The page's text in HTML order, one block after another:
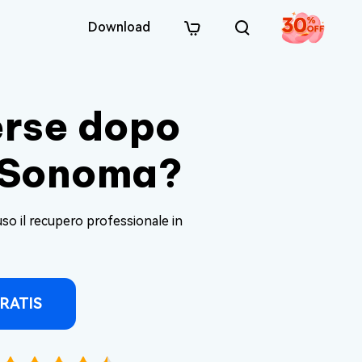
Download
dopo
il recupero professionale in